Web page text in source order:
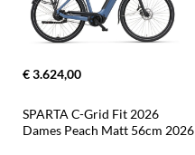
€ 3.624,00
SPARTA C-Grid Fit 2026
Dames Peach Matt 56cm 2026